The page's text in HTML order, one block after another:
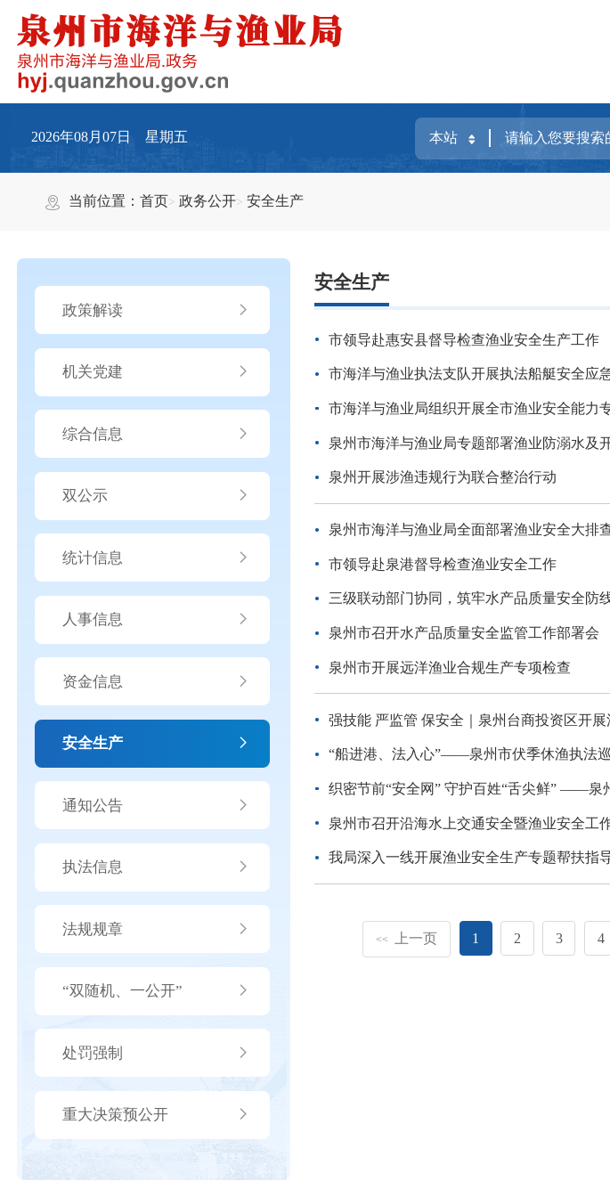
2026年08月07日 星期五
当前位置：首页 政务公开 安全生产
政策解读
机关党建
综合信息
双公示
统计信息
人事信息
资金信息
安全生产
通知公告
执法信息
法规规章
“双随机、一公开”
处罚强制
重大决策预公开
安全生产
市领导赴惠安县督导检查渔业安全生产工作
市海洋与渔业执法支队开展执法船艇安全应
市海洋与渔业局组织开展全市渔业安全能力
泉州市海洋与渔业局专题部署渔业防溺水及
泉州开展涉渔违规行为联合整治行动
泉州市海洋与渔业局全面部署渔业安全大排
市领导赴泉港督导检查渔业安全工作
三级联动部门协同，筑牢水产品质量安全防
泉州市召开水产品质量安全监管工作部署会
泉州市开展远洋渔业合规生产专项检查
强技能 严监管 保安全｜泉州台商投资区开
“船进港、法入心”——泉州市伏季休渔执法
织密节前“安全网” 守护百姓“舌尖鲜” ——泉
泉州市召开沿海水上交通安全暨渔业安全工
我局深入一线开展渔业安全生产专题帮扶指
<< 上一页 1 2 3 4